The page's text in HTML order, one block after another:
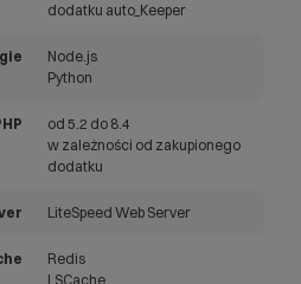
dodatku auto_Keeper
Node.js
Python
od 5.2 do 8.4
w zależności od zakupionego
dodatku
LiteSpeed Web Server
Redis
LSCache